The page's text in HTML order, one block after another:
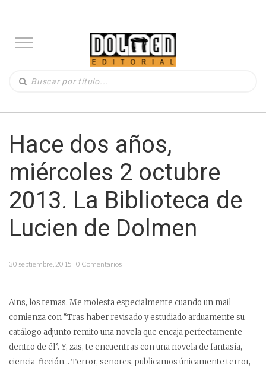
Hace dos años,
miércoles 2 octubre
2013. La Biblioteca de
Lucien de Dolmen
30 septiembre, 2015 | 0 Comentarios
Ains, los temas. Me molesta especialmente cuando un mail
comienza con “Tras haber revisado y estudiado arduamente su
catálogo adjunto remito una novela que encaja perfectamente
dentro de él”. Y, zas, te encuentras con una novela de fantasía,
ciencia-ficción… Terror, señores, publicamos únicamente terror,